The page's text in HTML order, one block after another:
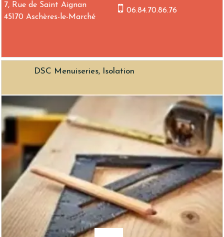
7, Rue de Saint Aignan
45170 Aschères-le-Marché
06.84.70.86.76
DSC Menuiseries, Isolation